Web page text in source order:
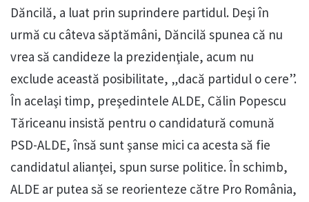
Dăncilă, a luat prin suprindere partidul. Deşi în
urmă cu câteva săptămâni, Dăncilă spunea că nu
vrea să candideze la prezidenţiale, acum nu
exclude această posibilitate, „dacă partidul o cere”.
În acelaşi timp, preşedintele ALDE, Călin Popescu
Tăriceanu insistă pentru o candidatură comună
PSD-ALDE, însă sunt şanse mici ca acesta să fie
candidatul alianţei, spun surse politice. În schimb,
ALDE ar putea să se reorienteze către Pro România,